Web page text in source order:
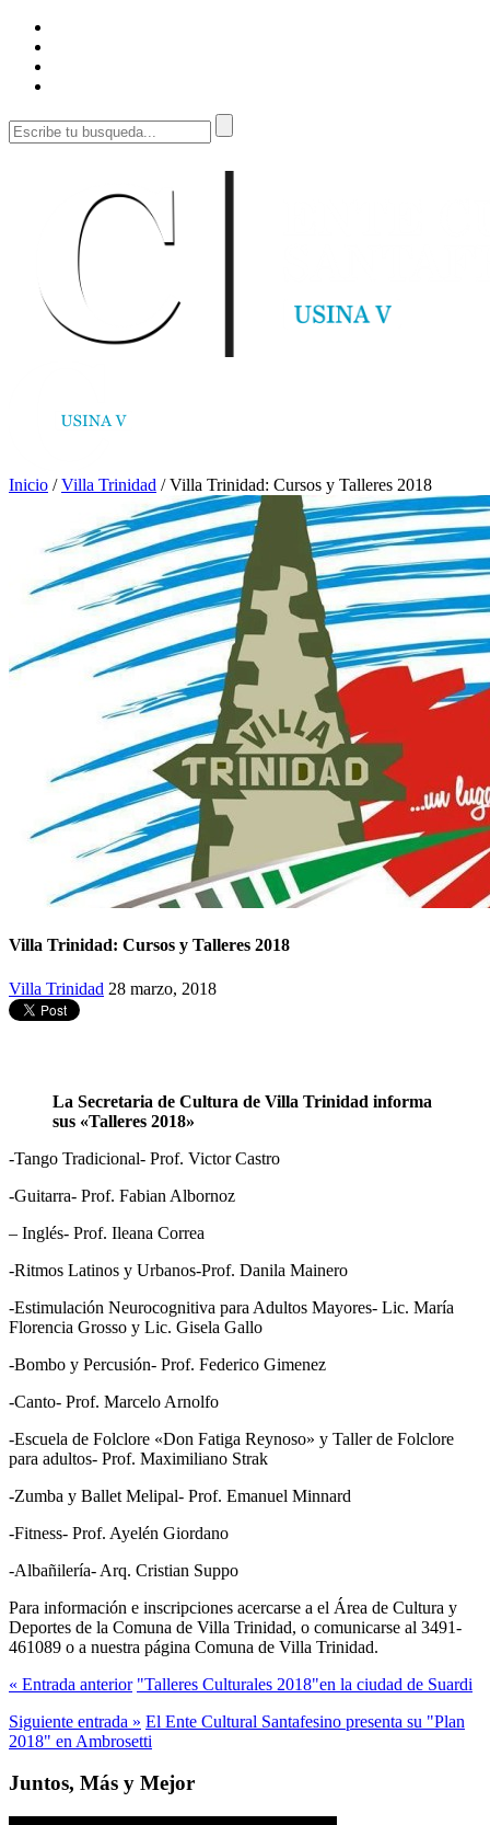
Inicio /Villa Trinidad /Villa Trinidad: Cursos y Talleres 2018
Villa Trinidad: Cursos y Talleres 2018
Villa Trinidad 28 marzo, 2018
La Secretaria de Cultura de Villa Trinidad informa
sus «Talleres 2018»
-Tango Tradicional- Prof. Victor Castro
-Guitarra- Prof. Fabian Albornoz
– Inglés- Prof. Ileana Correa
-Ritmos Latinos y Urbanos-Prof. Danila Mainero
-Estimulación Neurocognitiva para Adultos Mayores- Lic. María
Florencia Grosso y Lic. Gisela Gallo
-Bombo y Percusión- Prof. Federico Gimenez
-Canto- Prof. Marcelo Arnolfo
-Escuela de Folclore «Don Fatiga Reynoso» y Taller de Folclore
para adultos- Prof. Maximiliano Strak
-Zumba y Ballet Melipal- Prof. Emanuel Minnard
-Fitness- Prof. Ayelén Giordano
-Albañilería- Arq. Cristian Suppo
Para información e inscripciones acercarse a el Área de Cultura y
Deportes de la Comuna de Villa Trinidad, o comunicarse al 3491-
461089 o a nuestra página Comuna de Villa Trinidad.
« Entrada anterior "Talleres Culturales 2018"en la ciudad de Suardi
Siguiente entrada » El Ente Cultural Santafesino presenta su "Plan
2018" en Ambrosetti
Juntos, Más y Mejor